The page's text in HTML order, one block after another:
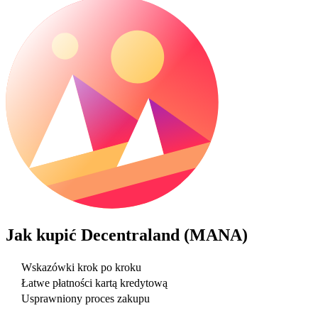
Jak kupić Decentraland (MANA)
Wskazówki krok po kroku
Łatwe płatności kartą kredytową
Usprawniony proces zakupu